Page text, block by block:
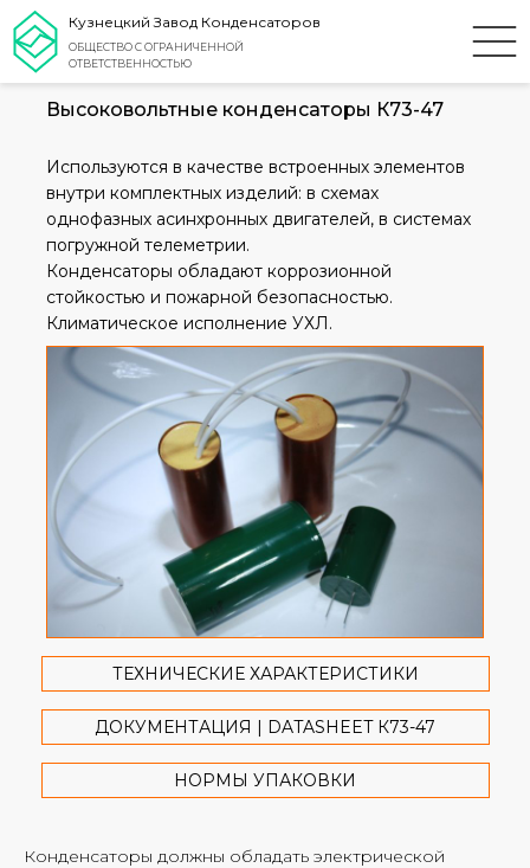
Кузнецкий Завод Конденсаторов
ОБЩЕСТВО С ОГРАНИЧЕННОЙ
ОТВЕТСТВЕННОСТЬЮ
Высоковольтные конденсаторы К73-47
Используются в качестве встроенных элементов
внутри комплектных изделий: в схемах
однофазных асинхронных двигателей, в системах
погружной телеметрии.
Конденсаторы обладают коррозионной
стойкостью и пожарной безопасностью.
Климатическое исполнение УХЛ.
ДОКУМЕНТАЦИЯ | DATASHEET К73-47
ТЕХНИЧЕСКИЕ ХАРАКТЕРИСТИКИ
НОРМЫ УПАКОВКИ
Конденсаторы должны обладать электрической
Нажимая на кнопку, вы даете согласие на обработку
персональных данных и соглашаетесь с политикой
конфиденциальности.
Оставьте заявку, и мы свяжемся с
вами в ближайшее время!
+7
Отправить